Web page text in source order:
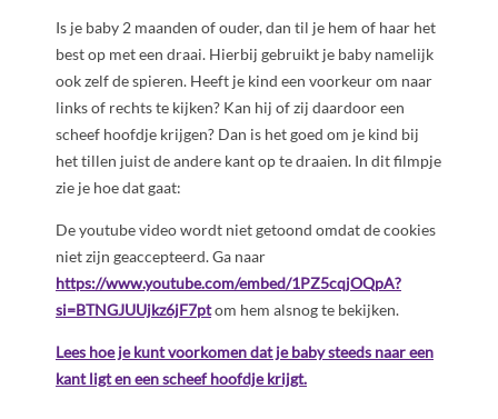
Is je baby 2 maanden of ouder, dan til je hem of haar het
best op met een draai. Hierbij gebruikt je baby namelijk
ook zelf de spieren. Heeft je kind een voorkeur om naar
links of rechts te kijken? Kan hij of zij daardoor een
scheef hoofdje krijgen? Dan is het goed om je kind bij
het tillen juist de andere kant op te draaien. In dit filmpje
zie je hoe dat gaat:
De youtube video wordt niet getoond omdat de cookies
niet zijn geaccepteerd. Ga naar
https://www.youtube.com/embed/1PZ5cqjOQpA?
si=BTNGJUUjkz6jF7ptom hem alsnog te bekijken.
Lees hoe je kunt voorkomen dat je baby steeds naar een
kant ligt en een scheef hoofdje krijgt.